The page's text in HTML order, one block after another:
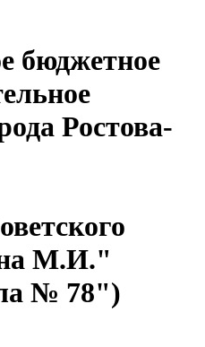
бюджетное
Ростова-
М.И."
№ 78")